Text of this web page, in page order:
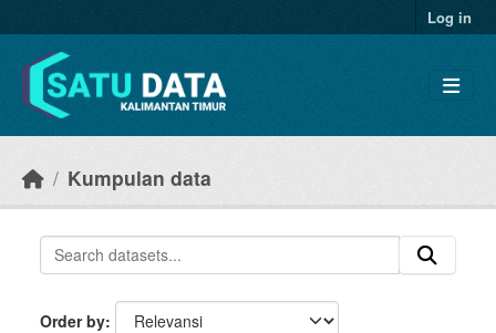
Log in
Kumpulan data
Order by